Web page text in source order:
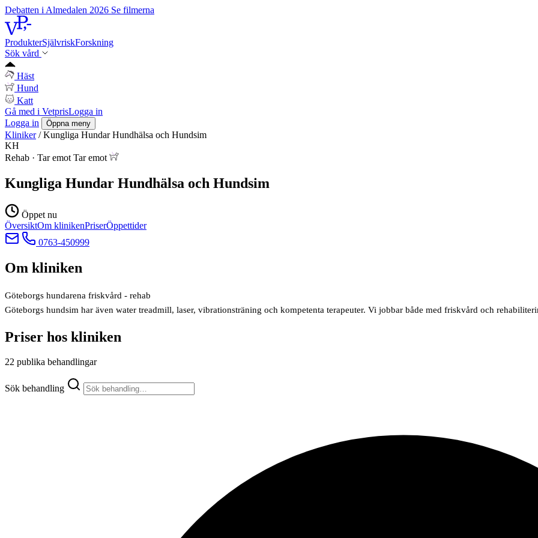
Debatten i Almedalen 2026 Se filmerna
ProdukterSjälvriskForskning
Sök vård
Häst
Hund
Katt
Gå med i VetprisLogga in
Logga in
Öppna meny
Kliniker / Kungliga Hundar Hundhälsa och Hundsim
KH
Rehab · Tar emot Tar emot
Kungliga Hundar Hundhälsa och Hundsim
Öppet nu
ÖversiktOm klinikenPriserÖppettider
0763-450999
Om kliniken
Göteborgs hundarena friskvård - rehab
Göteborgs hundsim har även water treadmill, laser, vibrationsträning och kompetenta terapeuter. Vi jobbar både med friskvård och
Priser hos kliniken
22 publika behandlingar
Sök behandling